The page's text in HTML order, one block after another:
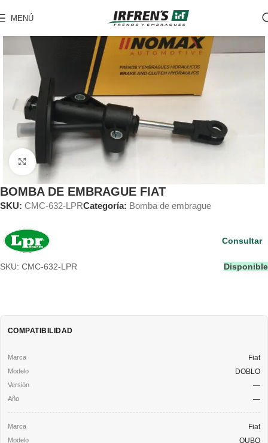
MENÚ
Clic para ampliar
BOMBA DE EMBRAGUE FIAT
SKU: CMC-632-LPRCategoría: Bomba de embrague
SKU: CMC-632-LPR Disponible
Consultar
COMPATIBILIDAD
Fiat
DOBLO
—
—
Fiat
QUBO